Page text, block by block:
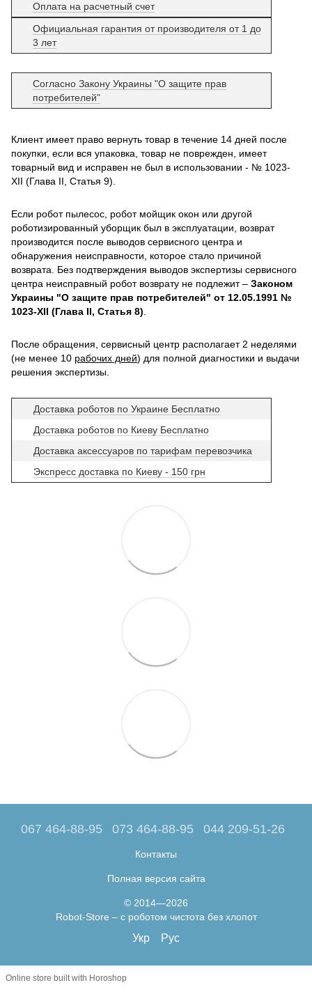
Оплата на расчетный счет
Официальная гарантия от производителя от 1 до
3 лет
Согласно Закону Украины "О защите прав
потребителей"
Клиент имеет право вернуть товар в течение 14 дней после
покупки, если вся упаковка, товар не поврежден, имеет
товарный вид и исправен не был в использовании - № 1023-
XII (Глава II, Статья 9).
Если робот пылесос, робот мойщик окон или другой
роботизированный уборщик был в эксплуатации, возврат
производится после выводов сервисного центра и
обнаружения неисправности, которое стало причиной
возврата. Без подтверждения выводов экспертизы сервисного
центра неисправный робот возврату не подлежит – Законом
Украины "О защите прав потребителей" от 12.05.1991 №
1023-XII (Глава II, Статья 8).
После обращения, сервисный центр располагает 2 неделями
(не менее 10 рабочих дней) для полной диагностики и выдачи
решения экспертизы.
Доставка роботов по Украине Бесплатно
Доставка роботов по Киеву Бесплатно
Доставка аксессуаров по тарифам перевозчика
Экспресс доставка по Киеву - 150 грн
067 464-88-95 073 464-88-95 044 209-51-26
Контакты
Полная версия сайта
© 2014—2026
Robot-Store – с роботом чистота без хлопот
Укр Рус
Online store built with Horoshop